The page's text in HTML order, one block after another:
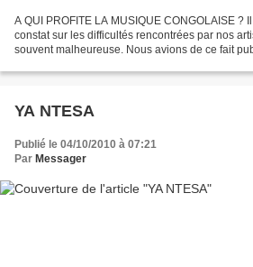
A QUI PROFITE LA MUSIQUE CONGOLAISE ?
constat sur les difficultés rencontrées par nos
souvent malheureuse. Nous avions de ce fait
YA NTESA
Publié le 04/10/2010 à 07:21
Par Messager